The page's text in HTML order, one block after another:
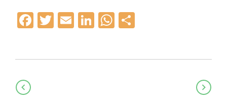
Facebook
Twitter
EmailLinkedIn
WhatsApp
Navegação